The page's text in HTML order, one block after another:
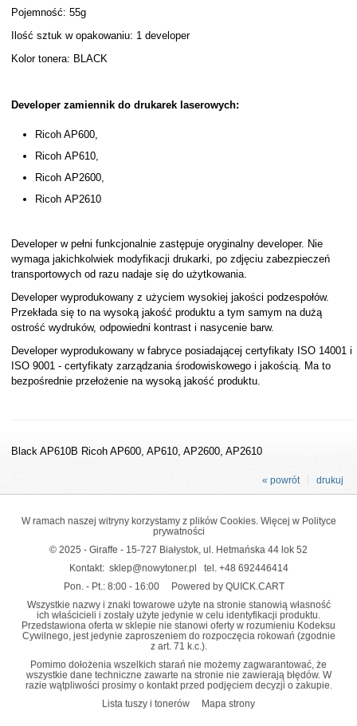
Pojemność: 55g
Ilość sztuk w opakowaniu: 1 developer
Kolor tonera: BLACK
Developer zamiennik do drukarek laserowych:
Ricoh AP600,
Ricoh AP610,
Ricoh AP2600,
Ricoh AP2610
Developer w pełni funkcjonalnie zastępuje oryginalny developer. Nie
wymaga jakichkolwiek modyfikacji drukarki, po zdjęciu zabezpieczeń
transportowych od razu nadaje się do użytkowania.
Developer wyprodukowany z użyciem wysokiej jakości podzespołów.
Przekłada się to na wysoką jakość produktu a tym samym na dużą
ostrość wydruków, odpowiedni kontrast i nasycenie barw.
Developer wyprodukowany w fabryce posiadającej certyfikaty ISO 14001 i
ISO 9001 - certyfikaty zarządzania środowiskowego i jakością. Ma to
bezpośrednie przełożenie na wysoką jakość produktu.
Black AP610B Ricoh AP600, AP610, AP2600, AP2610
drukuj
« powrót
W ramach naszej witryny korzystamy z plików Cookies. Więcej w Polityce
prywatności
© 2025 - Giraffe - 15-727 Białystok, ul. Hetmańska 44 lok 52
Kontakt: sklep@nowytoner.pl tel. +48 692446414
Pon. - Pt.: 8:00 - 16:00
Powered by QUICK.CART
Wszystkie nazwy i znaki towarowe użyte na stronie stanowią własność
ich właścicieli i zostały użyte jedynie w celu identyfikacji produktu.
Przedstawiona oferta w sklepie nie stanowi oferty w rozumieniu Kodeksu
Cywilnego, jest jedynie zaproszeniem do rozpoczęcia rokowań (zgodnie
z art. 71 k.c.).
Pomimo dołożenia wszelkich starań nie możemy zagwarantować, że
wszystkie dane techniczne zawarte na stronie nie zawierają błędów. W
razie wątpliwości prosimy o kontakt przed podjęciem decyzji o zakupie.
Lista tuszy i tonerów
Mapa strony